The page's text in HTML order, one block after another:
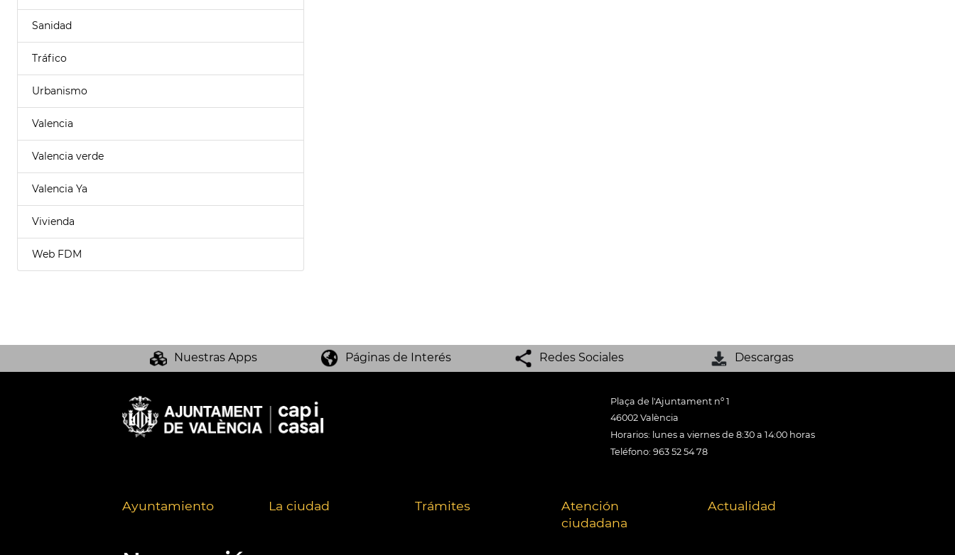
Sanidad
Tráfico
Urbanismo
Valencia
Valencia verde
Valencia Ya
Vivienda
Web FDM
Nuestras Apps Páginas de Interés Redes Sociales Descargas
Plaça de l'Ajuntament nº 1
46002 València
Horarios: lunes a viernes de 8:30 a 14:00 horas
Teléfono: 963 52 54 78
Ayuntamiento La ciudad Trámites
Atención
ciudadana
Actualidad